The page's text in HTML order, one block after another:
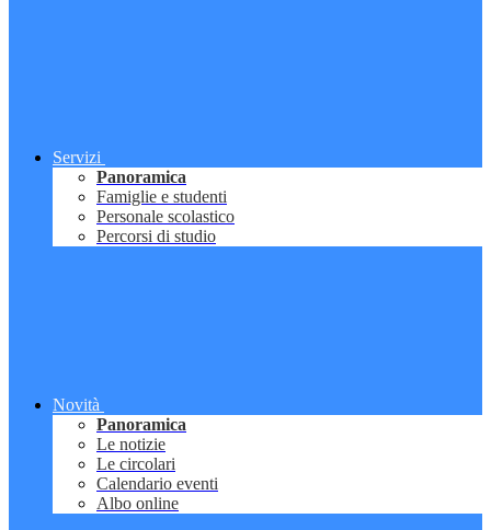
Servizi
Panoramica
Famiglie e studenti
Personale scolastico
Percorsi di studio
Novità
Panoramica
Le notizie
Le circolari
Calendario eventi
Albo online